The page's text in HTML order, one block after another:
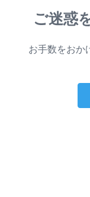
ご迷惑
お手数をおか